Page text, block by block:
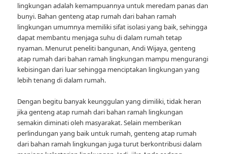
lingkungan adalah kemampuannya untuk meredam panas dan
bunyi. Bahan genteng atap rumah dari bahan ramah
lingkungan umumnya memiliki sifat isolasi yang baik, sehingga
dapat membantu menjaga suhu di dalam rumah tetap
nyaman. Menurut peneliti bangunan, Andi Wijaya, genteng
atap rumah dari bahan ramah lingkungan mampu mengurangi
kebisingan dari luar sehingga menciptakan lingkungan yang
lebih tenang di dalam rumah.
Dengan begitu banyak keunggulan yang dimiliki, tidak heran
jika genteng atap rumah dari bahan ramah lingkungan
semakin diminati oleh masyarakat. Selain memberikan
perlindungan yang baik untuk rumah, genteng atap rumah
dari bahan ramah lingkungan juga turut berkontribusi dalam